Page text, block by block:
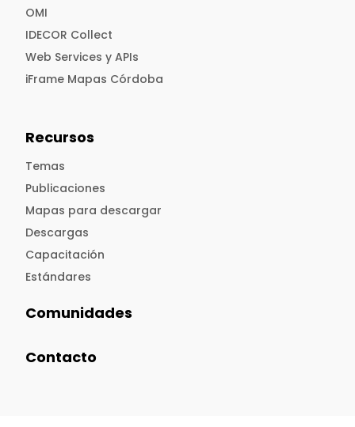
OMI
IDECOR Collect
Web Services y APIs
iFrame Mapas Córdoba
Recursos
Temas
Publicaciones
Mapas para descargar
Descargas
Capacitación
Estándares
Comunidades
Contacto